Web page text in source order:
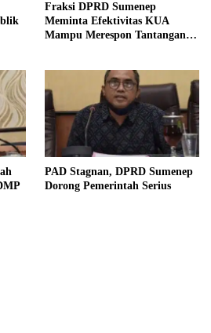
Fraksi DPRD Sumenep
Meminta Efektivitas KUA
Mampu Merespon Tantangan
PAD Stagnan, DPRD Sumenep
Dorong Pemerintah Serius